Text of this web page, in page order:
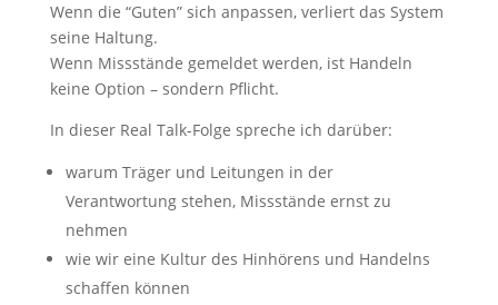
Wenn die “Guten” sich anpassen, verliert das System
seine Haltung.
Wenn Missstände gemeldet werden, ist Handeln
keine Option – sondern Pflicht.
In dieser Real Talk-Folge spreche ich darüber:
warum Träger und Leitungen in der
Verantwortung stehen, Missstände ernst zu
nehmen
wie wir eine Kultur des Hinhörens und Handelns
schaffen können